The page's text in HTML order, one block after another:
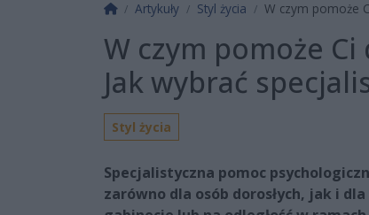
Strona główna
Artykuły Styl życia W czym pomoże
W czym pomoże
Jak wybrać
Styl życia
Specjalistyczna pomoc
zarówno dla osób dorosłych, jak i